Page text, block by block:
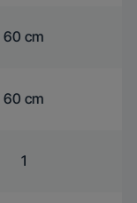
60 cm
60 cm
1